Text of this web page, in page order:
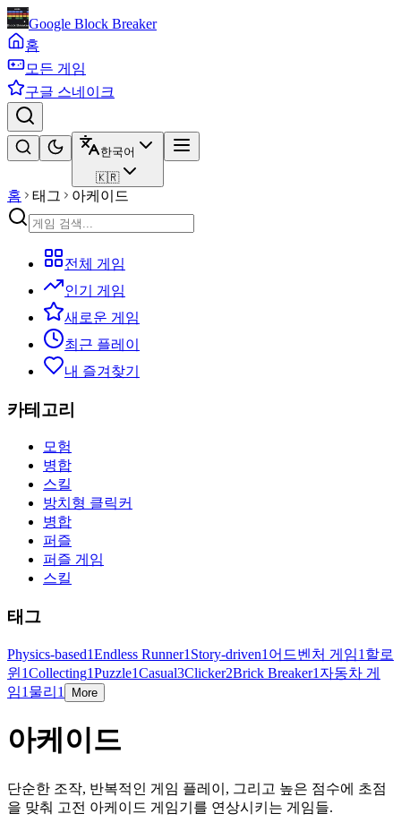
Google Block Breaker
홈
모든 게임
구글 스네이크
한국어
🇰🇷
홈 태그 아케이드
전체 게임
인기 게임
새로운 게임
최근 플레이
내 즐겨찾기
카테고리
모험
병합
스킬
방치형 클릭커
병합
퍼즐
퍼즐 게임
스킬
태그
Physics-based1Endless Runner1 Story-driven1 어드벤처 게임1 할로
윈 1Collecting1Puzzle1Casual3Clicker2Brick Breaker1 자동차 게
임1 물리 1 More
아케이드
단순한 조작, 반복적인 게임 플레이, 그리고 높은 점수에 초점
을 맞춰 고전 아케이드 게임기를 연상시키는 게임들.